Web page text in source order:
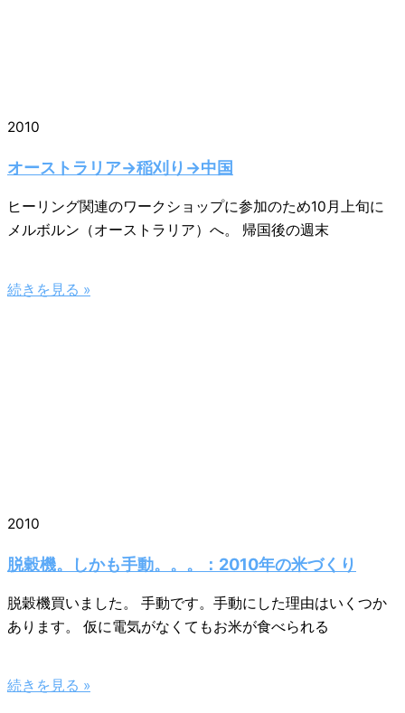
2010
オーストラリア→稲刈り→中国
ヒーリング関連のワークショップに参加のため10月上旬に
メルボルン（オーストラリア）へ。 帰国後の週末
続きを見る »
2010
脱穀機。しかも手動。。。：2010年の米づくり
脱穀機買いました。 手動です。手動にした理由はいくつか
あります。 仮に電気がなくてもお米が食べられる
続きを見る »